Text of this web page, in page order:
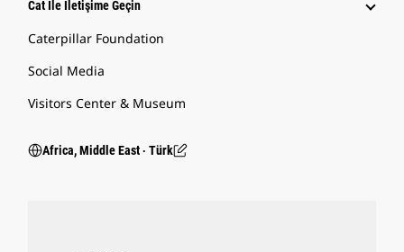
Cat Ile İletişime Geçin
Caterpillar Foundation
Social Media
Visitors Center & Museum
Africa, Middle East ‧ Türk